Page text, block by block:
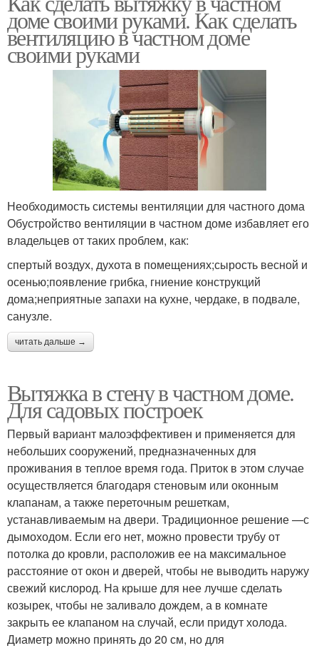
доме своими руками. Как сделать
вентиляцию в частном доме
своими руками
Необходимость системы вентиляции для частного дома
Обустройство вентиляции в частном доме избавляет его
владельцев от таких проблем, как:
спертый воздух, духота в помещениях;сырость весной и
осенью;появление грибка, гниение конструкций
дома;неприятные запахи на кухне, чердаке, в подвале,
санузле.
читать дальше →
Вытяжка в стену в частном доме.
Для садовых построек
Первый вариант малоэффективен и применяется для
небольших сооружений, предназначенных для
проживания в теплое время года. Приток в этом случае
осуществляется благодаря стеновым или оконным
клапанам, а также переточным решеткам,
устанавливаемым на двери. Традиционное решение —с
дымоходом. Если его нет, можно провести трубу от
потолка до кровли, расположив ее на максимальное
расстояние от окон и дверей, чтобы не выводить наружу
свежий кислород. На крыше для нее лучше сделать
козырек, чтобы не заливало дождем, а в комнате
закрыть ее клапаном на случай, если придут холода.
Диаметр можно принять до 20 см, но для